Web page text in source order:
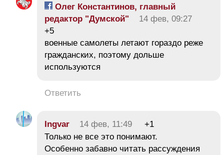
Олег Константинов, главный
редактор "Думской"
14 фев, 09:27
+5
военные самолеты летают гораздо реже
гражданских, поэтому дольше
используются
Ответить
Ingvar 14 фев, 11:49
+1
Только не все это понимают.
Особенно забавно читать рассуждения